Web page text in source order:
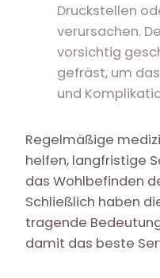
Druckstellen
verursachen.
vorsichtig
gefräst, um
und
Regelmäßige
helfen, langfristige
das Wohlbefinden
Schließlich haben
tragende
damit das beste